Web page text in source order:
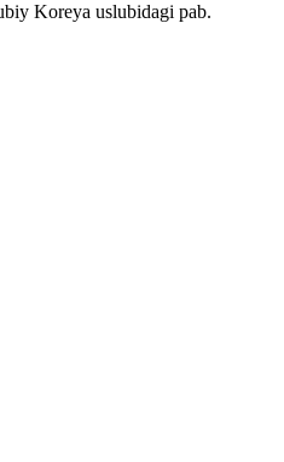
Koreya uslubidagi pab.